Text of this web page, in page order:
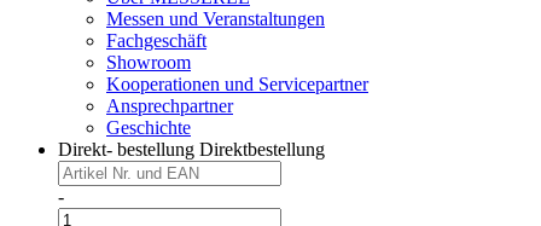
Messen und Veranstaltungen
Fachgeschäft
Showroom
Kooperationen und Servicepartner
Ansprechpartner
Geschichte
Direkt- bestellung Direktbestellung
-